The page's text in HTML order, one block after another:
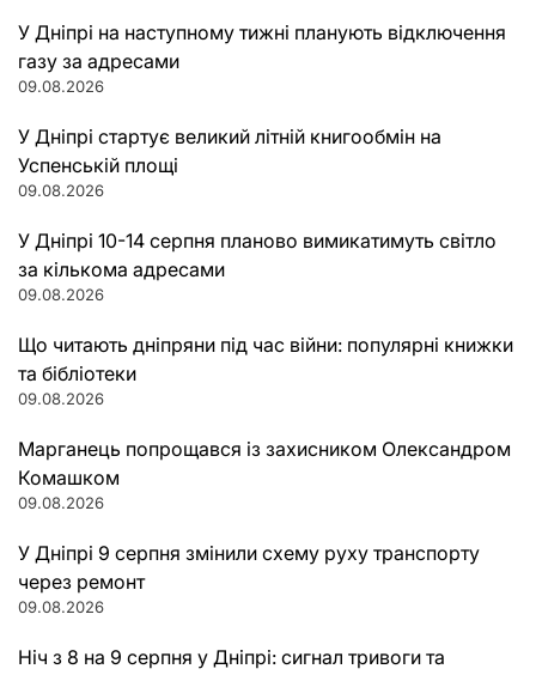
У Дніпрі на наступному тижні планують відключення
газу за адресами
09.08.2026
У Дніпрі стартує великий літній книгообмін на
Успенській площі
09.08.2026
У Дніпрі 10-14 серпня планово вимикатимуть світло
за кількома адресами
09.08.2026
Що читають дніпряни під час війни: популярні книжки
та бібліотеки
09.08.2026
Марганець попрощався із захисником Олександром
Комашком
09.08.2026
У Дніпрі 9 серпня змінили схему руху транспорту
через ремонт
09.08.2026
Ніч з 8 на 9 серпня у Дніпрі: сигнал тривоги та